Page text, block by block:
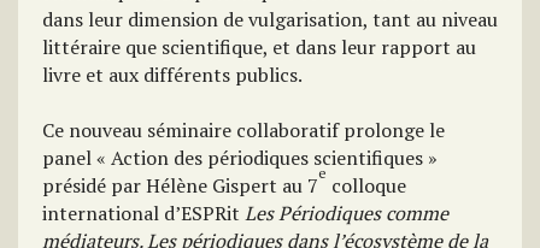
dans leur dimension de vulgarisation, tant au niveau
littéraire que scientifique, et dans leur rapport au
livre et aux différents publics.
Ce nouveau séminaire collaboratif prolonge le
panel « Action des périodiques scientifiques »
présidé par Hélène Gispert au 7e colloque
international d’ESPRit Les Périodiques comme
médiateurs. Les périodiques dans l’écosystème de la